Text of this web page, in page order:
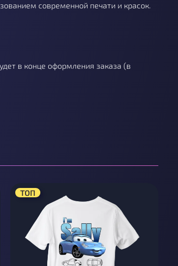
современной печати и красок.
в конце оформления заказа (в
ТОП